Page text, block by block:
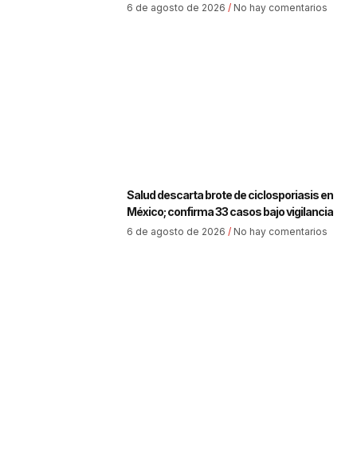
6 de agosto de 2026 No hay comentarios
Salud descarta brote de ciclosporiasis en
México; confirma 33 casos bajo vigilancia
6 de agosto de 2026 No hay comentarios